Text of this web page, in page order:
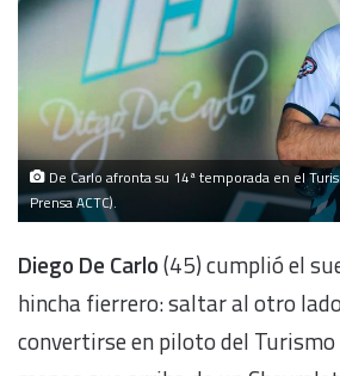
De Carlo afronta su 14ª temporada en el
Prensa ACTC).
Diego De Carlo(45) cumplió el
hincha fierrero: saltar al otro
convertirse en piloto del